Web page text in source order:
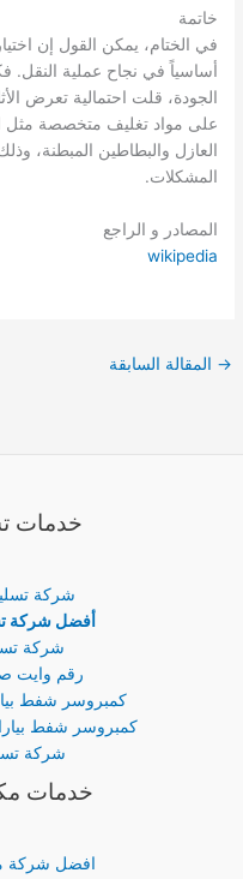
خاتمة
في الختام، يمكن القول إن
أساسياً في نجاح عملية النقل.
الجودة، قلت احتمالية تعرض
على مواد تغليف متخصصة مثل
العازل والبطاطين المبطنة،
المشكلات.
المصادر و الراجع
wikipedia
→ المقالة السابقة
خدمات
شركة
أفضل شركة
شركة
رقم وايت
كمبروسر شفط
كمبروسر شفط
شركة
خدمات
افضل شركة